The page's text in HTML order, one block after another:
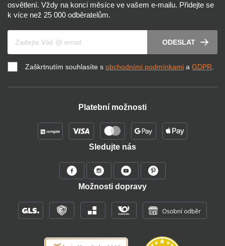
osvětlení. Vždy na konci měsíce ve vašem e-mailu. Přidejte se
k více než 25 000 odběratelům.
ODESLAT
Zaškrtnutím souhlasíte s obchodními podmínkami a GDPR.
Platební možnosti
Sledujte nás
Možnosti dopravy